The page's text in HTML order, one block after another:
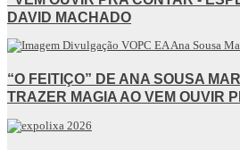
DAVID MACHADO
“O FEITIÇO” DE ANA SOUSA
TRAZER MAGIA AO VEM OUVIR